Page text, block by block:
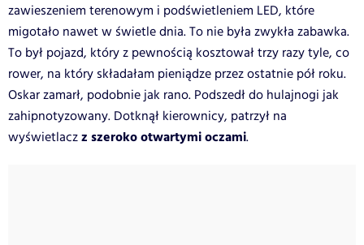
zawieszeniem terenowym i podświetleniem LED, które
migotało nawet w świetle dnia. To nie była zwykła zabawka.
To był pojazd, który z pewnością kosztował trzy razy tyle, co
rower, na który składałam pieniądze przez ostatnie pół roku.
Oskar zamarł, podobnie jak rano. Podszedł do hulajnogi jak
zahipnotyzowany. Dotknął kierownicy, patrzył na
wyświetlaczz szeroko otwartymi oczami.